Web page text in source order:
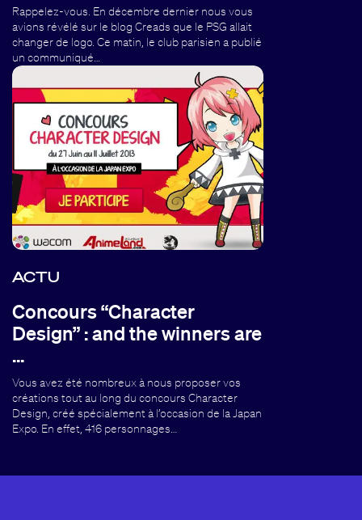
Rappelez-vous. En décembre dernier nous vous
avions révélé sur le blog Creads que le PSG allait
changer de logo. Ce matin, le club parisien a publié
un communiqué…
ACTU
Concours “Character
Design” : and the winners are
…
Vous avez été nombreux à nous proposer vos
créations tout au long du concours Character
Design, créé spécialement à l’occasion de la Japan
Expo. En effet, 416 personnages…